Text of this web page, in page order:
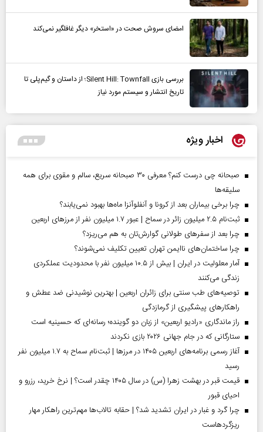
امضای سروش صحت در «استخر» دیگر غافلگیر نمی‌کند
بررسی بازی Silent Hill: Townfall؛ از داستان و گیم‌پلی تا
تاریخ انتشار و سیستم مورد نیاز
اخبار ویژه
صبحانه چی درست کنم؟ معرفی ۳۰ صبحانه سریع، سالم و مقوی برای همه
سلیقه‌ها
چرا برخی بیماران بعد از کرونا و آنفلوآنزا ماه‌ها بهبود نمی‌یابند؟
ثبت‌نام ۲.۵ میلیون زائر در سماح | عبور ۱.۷ میلیون نفر از مرز‌های اربعین
چرا بعد از سفرهای طولانی گوارش‌تان به هم می‌ریزد؟
چرا ساختمان‌های ناایمن تهران تعیین تکلیف نمی‌شوند؟
آمار معلولیت در ایران | بیش از ۱۰.۵ میلیون نفر با محدودیت عملکردی
زندگی می‌کنند
توصیه‌های طب سنتی برای زائران اربعین | بهترین نوشیدنی ضد عطش و
راهکارهای پیشگیری از گرمازدگی
راز ماندگاری «رادیو اربعین» از زبان دو گوینده؛ رسانه‌ای که حسینیه است
ستارگانی که در جام جهانی ۲۰۲۶ بازی نکردند
آغاز رسمی برنامه‌های اربعین ۱۴۰۵ در مرز‌ها | ثبت‌نام سماح به ۱.۷ میلیون نفر
رسید
قیمت قبر در بهشت زهرا (س) در سال ۱۴۰۵ چقدر است؟ | نرخ خرید، رزرو و
احیای قبور
چرا گرد و غبار در ایران تشدید شد؟ | حقابه تالاب‌ها مهم‌ترین راهکار مهار
ریزگردهاست